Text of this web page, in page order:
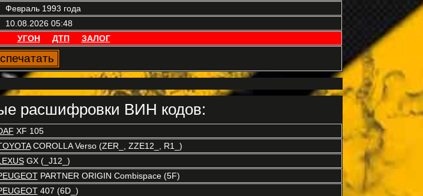
Февраль 1993 года
10.08.2026 05:48
УГОН ДТП ЗАЛОГ
расшифровки ВИН кодов:
XF 105
COROLLA Verso (ZER_, ZZE12_, R1_)
GX (_J12_)
PARTNER ORIGIN Combispace (5F)
407 (6D_)